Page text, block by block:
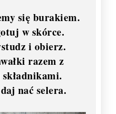
się burakiem.
w skórce.
i obierz.
razem z
nać selera.